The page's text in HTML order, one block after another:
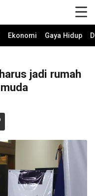
Ekonomi Gaya Hidup
jadi rumah